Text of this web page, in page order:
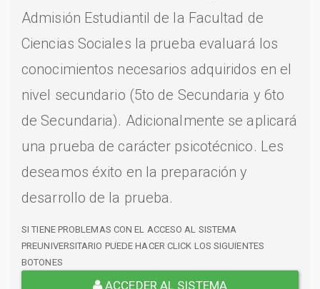
Admisión Estudiantil de la Facultad de
Ciencias Sociales la prueba evaluará los
conocimientos necesarios adquiridos en el
nivel secundario (5to de Secundaria y 6to
de Secundaria). Adicionalmente se aplicará
una prueba de carácter psicotécnico. Les
deseamos éxito en la preparación y
desarrollo de la prueba.
SI TIENE PROBLEMAS CON EL ACCESO AL SISTEMA
PREUNIVERSITARIO PUEDE HACER CLICK LOS SIGUIENTES
BOTONES
ACCEDER AL SISTEMA